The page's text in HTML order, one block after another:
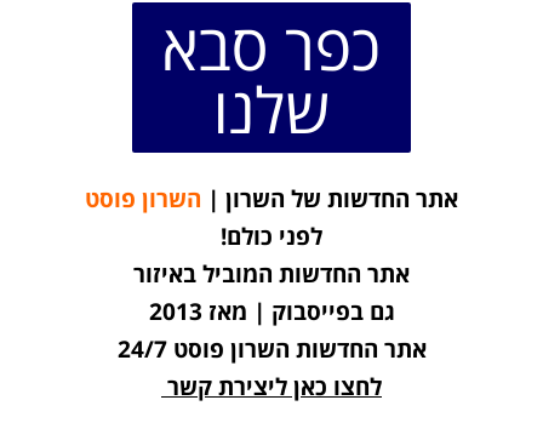
כפר סבא
שלנו
אתר החדשות של השרון | השרון פוסט
לפני כולם!
אתר החדשות המוביל באיזור
גם בפייסבוק | מאז 2013
אתר החדשות השרון פוסט 24/7
לחצו כאן ליצירת קשר